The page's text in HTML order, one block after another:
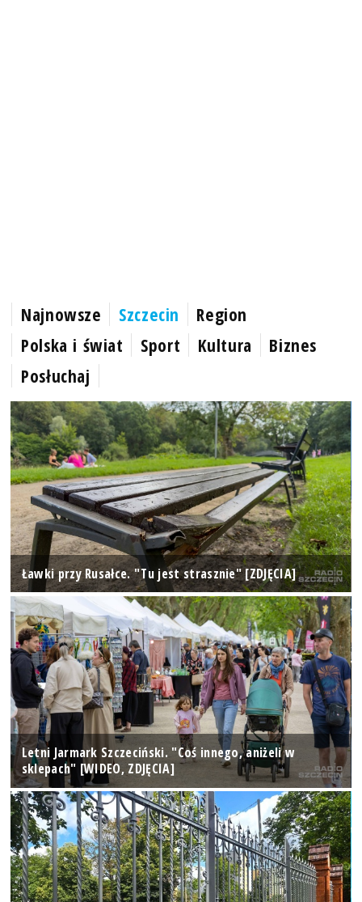
Najnowsze Szczecin
Region
Polska i świat
Sport Kultura
Biznes
Posłuchaj
Ławki przy Rusałce. "Tu jest strasznie" [ZDJĘCIA]
Letni Jarmark Szczeciński. "Coś innego, aniżeli w
sklepach" [WIDEO, ZDJĘCIA]